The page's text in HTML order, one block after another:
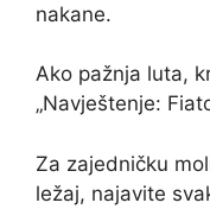
nakane.
Ako pažnja luta,
„Navještenje:
Za zajedničku
ležaj, najavite